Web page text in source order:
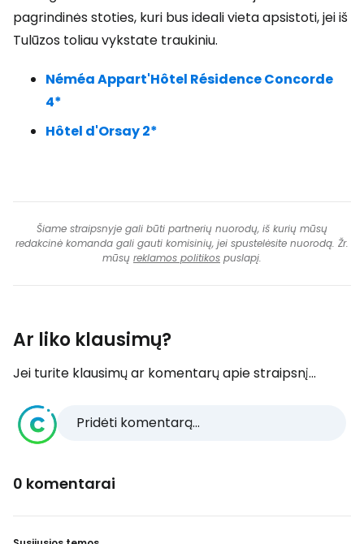
pagrindinės stoties, kuri bus ideali vieta apsistoti, jei iš
Tulūzos toliau vykstate traukiniu.
Néméa Appart'Hôtel Résidence Concorde
4*
Hôtel d'Orsay 2*
Šiame straipsnyje gali būti partnerių nuorodų, iš kurių mūsų
redakcinė komanda gali gauti komisinių, jei spustelėsite nuorodą. Žr.
mūsų reklamos politikos puslapį.
Ar liko klausimų?
Jei turite klausimų ar komentarų apie straipsnį...
Pridėti komentarą...
0 komentarai